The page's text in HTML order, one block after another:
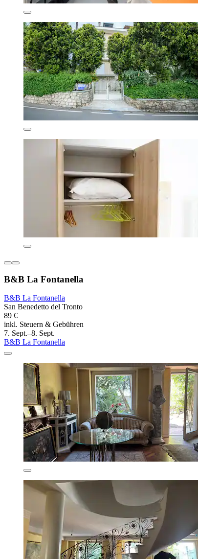
B&B La Fontanella
B&B La Fontanella
San Benedetto del Tronto
89 €
inkl. Steuern & Gebühren
7. Sept.–8. Sept.
B&B La Fontanella